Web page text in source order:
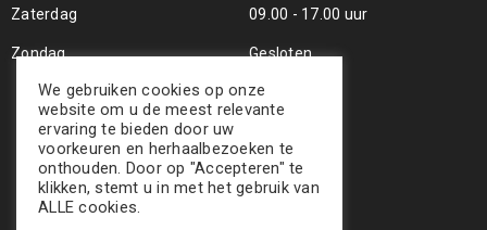
Zaterdag 09.00 - 17.00 uur
Zondag Gesloten
We gebruiken cookies op onze
website om u de meest relevante
ervaring te bieden door uw
voorkeuren en herhaalbezoeken te
onthouden. Door op "Accepteren" te
klikken, stemt u in met het gebruik van
ALLE cookies.